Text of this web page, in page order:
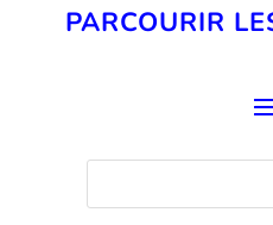
PARCOURIR